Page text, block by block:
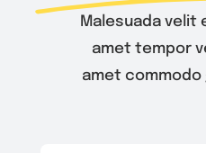
Malesuada velit
amet tempor
amet commodo